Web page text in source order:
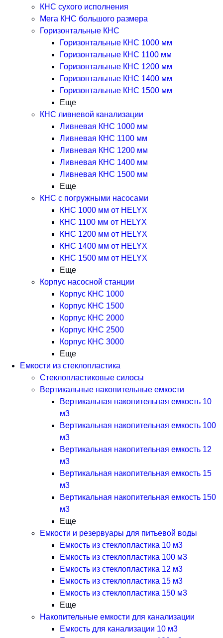
КНС сухого исполнения
Мега КНС большого размера
Горизонтальные КНС
Горизонтальные КНС 1000 мм
Горизонтальные КНС 1100 мм
Горизонтальные КНС 1200 мм
Горизонтальные КНС 1400 мм
Горизонтальные КНС 1500 мм
Еще
КНС ливневой канализации
Ливневая КНС 1000 мм
Ливневая КНС 1100 мм
Ливневая КНС 1200 мм
Ливневая КНС 1400 мм
Ливневая КНС 1500 мм
Еще
КНС с погружными насосами
КНС 1000 мм от HELYX
КНС 1100 мм от HELYX
КНС 1200 мм от HELYX
КНС 1400 мм от HELYX
КНС 1500 мм от HELYX
Еще
Корпус насосной станции
Корпус КНС 1000
Корпус КНС 1500
Корпус КНС 2000
Корпус КНС 2500
Корпус КНС 3000
Еще
Емкости из стеклопластика
Стеклопластиковые силосы
Вертикальные накопительные емкости
Вертикальная накопительная емкость 10
м3
Вертикальная накопительная емкость 100
м3
Вертикальная накопительная емкость 12
м3
Вертикальная накопительная емкость 15
м3
Вертикальная накопительная емкость 150
м3
Еще
Емкости и резервуары для питьевой воды
Емкость из стеклопластика 10 м3
Емкость из стеклопластика 100 м3
Емкость из стеклопластика 12 м3
Емкость из стеклопластика 15 м3
Емкость из стеклопластика 150 м3
Еще
Накопительные емкости для канализации
Емкость для канализации 10 м3